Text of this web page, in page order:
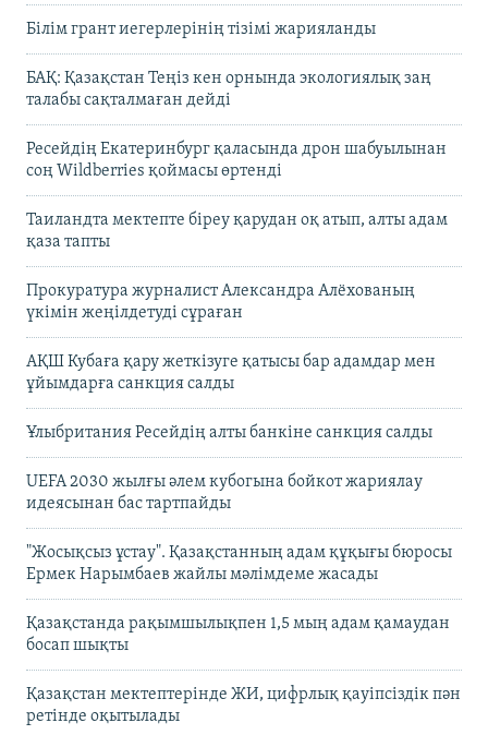
Білім грант иегерлерінің тізімі жарияланды
БАҚ: Қазақстан Теңіз кен орнында экологиялық заң
талабы сақталмаған дейді
Ресейдің Екатеринбург қаласында дрон шабуылынан
соң Wildberries қоймасы өртенді
Таиландта мектепте біреу қарудан оқ атып, алты адам
қаза тапты
Прокуратура журналист Александра Алёхованың
үкімін жеңілдетуді сұраған
АҚШ Кубаға қару жеткізуге қатысы бар адамдар мен
ұйымдарға санкция салды
Ұлыбритания Ресейдің алты банкіне санкция салды
UEFA 2030 жылғы әлем кубогына бойкот жариялау
идеясынан бас тартпайды
"Жосықсыз ұстау". Қазақстанның адам құқығы бюросы
Ермек Нарымбаев жайлы мәлімдеме жасады
Қазақстанда рақымшылықпен 1,5 мың адам қамаудан
босап шықты
Қазақстан мектептерінде ЖИ, цифрлық қауіпсіздік пән
ретінде оқытылады